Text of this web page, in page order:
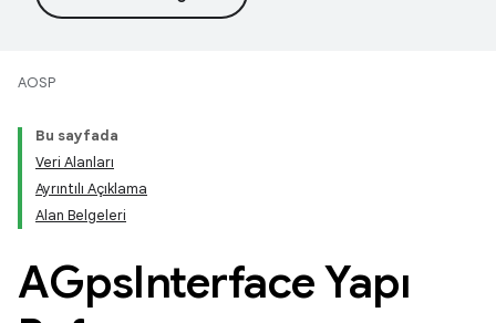
AOSP
Bu sayfada
Veri Alanları
Ayrıntılı Açıklama
Alan Belgeleri
AGpsInterface Yapı